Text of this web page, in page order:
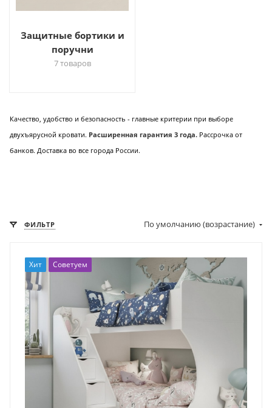
Защитные бортики и
поручни
7 товаров
Качество, удобство и безопасность - главные критерии при выборе
двухъярусной кровати. Расширенная гарантия 3 года. Рассрочка от
банков. Доставка во все города России.
ФИЛЬТР По умолчанию (возрастание)
Хит Советуем